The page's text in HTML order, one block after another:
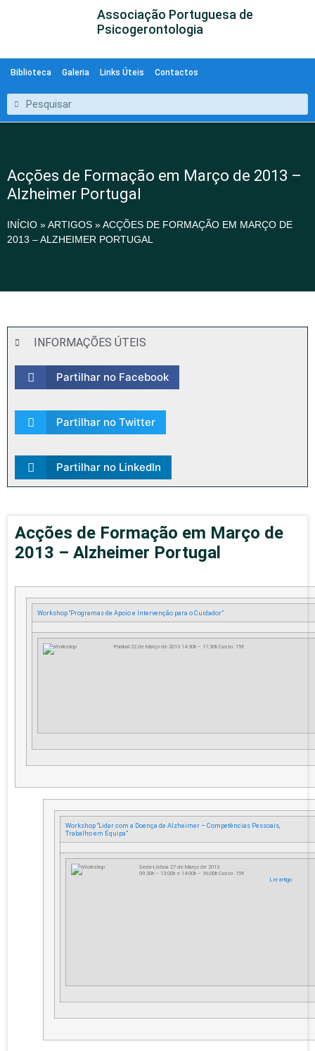
Associação Portuguesa de
Psicogerontologia
Biblioteca Galeria Links Úteis Contactos
Acções de Formação em Março de 2013 –
Alzheimer Portugal
INÍCIO »ARTIGOS »ACÇÕES DE FORMAÇÃO EM MARÇO DE
2013 – ALZHEIMER PORTUGAL
INFORMAÇÕES ÚTEIS
Partilhar no Facebook
Partilhar no Twitter
Partilhar no LinkedIn
Acções de Formação em Março de
2013 – Alzheimer Portugal
Workshop “Programas de Apoio e Intervenção para o Cuidador”
Pombal 22 de Março de 2013 14:30h – 17:30h Custo: 15€
Workshop “Lidar com a Doença de Alzheimer – Competências Pessoais,
Trabalho em Equipa”
Sede-Lisboa 27 de Março de 2013
09:30h – 13:00h e 14:00h – 16:00h Custo: 15€
Ler artigo